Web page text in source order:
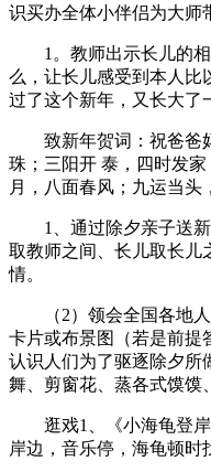
识买办全体小伴侣为大师
1。教师出示长儿的相
么，让长儿感受到本人比
过了这个新年，又长大了
致新年贺词：祝爸爸
珠；三阳开 泰，四时发
月，八面春风；九运当头
1、通过除夕亲子送新
取教师之间、长儿取长儿
情。
（2）领会全国各地人
卡片或布景图（若是前提
认识人们为了驱逐除夕所
舞、剪窗花、蒸各式馍馍
逛戏1、《小海龟登岸
岸边，音乐停，海龟顿时